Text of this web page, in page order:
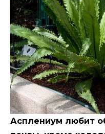
Асплениум любит